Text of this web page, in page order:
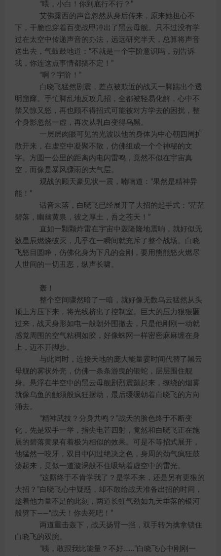
“喂，小白！你到底行不行？”
艾佛露西的声音忽然从身后传来，原来她担心不
下，干脆也穿着百变战甲冲出了黑云母舰。只不过没有学
过在太空中传递声音的办法，远远研究半天，总算将声音
送出去，气鼓鼓地道：“不就是一个宇阶意识吗，别告诉
我，你连这点事情都搞不定！”
“啊？宇阶！”
白晓飞猛然剧震，差点被欺近的战天一脚踹出个透
明窟窿。手忙脚乱地反攻几招，全都被轻易化解，心中不
禁又惊又怒，再也顾不得招式可能被对方学去的困扰，整
个身影忽然一虚，再次从乳白变得乌黑。
一层层肉眼可见的光波以他的身体为中心朝四周扩
散开来，在虚空中凝聚不散，仿佛组成一个个神秘的文
字。方圆一公里的距离内电闪雷鸣，竟然不似在宇宙真
空，而像是暴风骤雨的大气层。
观战的顾天豪见状一震，喃喃道：“果然是精神异
能！”
话音未落，白晓飞已经展开了大招的起手式：“茫茫
碧落，幽幽黄泉，彼之厚土，吾之苍天！”
直如一颗颗炸雷在宇宙中轰隆隆地震响，就好似无
数星辰燃烧破灭，几乎在一瞬间就充斥了整个战场。白晓
飞怒目圆睁，仿佛化身为下凡的金刚，要用熊熊怒火燃尽
人世间的一切丑恶，纵声长啸。
轰！
整个空间骤然暗了一暗，就好像无数乌云猛然从头
顶上方压下来，将光线挤出了控制室。巨大的压力狠狠砸
过来，战天身形如电一般朝外围撤去，只是他刚刚一动就
感觉周围的空气粘稠如胶，好像蛛网一样密密麻麻缠在身
上，迈不开脚步。
与此同时，连接天地的庞大能量霎时间代替了黑云
母舰的雾状外壳，仿佛一条条游曳的银蛇，层层围住舰
身。悬浮在半空中的黑云母舰剧烈震颤起来，缭绕的烟雾
就像乌鱼的触须般疯狂摆动，最后缓缓朝着白晓飞的方向
涌去。
“精神武技？分身共鸣？”战天的脸色终于不断变
化，先是双手一举，指尖电芒四射，竟然和白晓飞正在施
展的碧落黄泉有着极为相似的效果。可是不等招式展开，
他猛然一咬牙，双目中闪过绝决之色，身周的劲气疯狂鼓
荡起来，竟似一道漩涡般不住吸纳着虚空中的雷光。
“这厮终于不肯学我了？是学不来，还是另有更狠的
大招？”白晓飞心中疑惑，却不敢给战天准备出招的时间，
趁着他力量不足的此刻，两道长虹气劲如九天垂落的银河
般劈下——“战天！你去死吧！”
两道重击轰下，战天扬臂一挡，双手转为擒拿锁住
白晓飞的双腕。
“咦，敢跟我比能量？不好……”白晓飞心中刚刚一